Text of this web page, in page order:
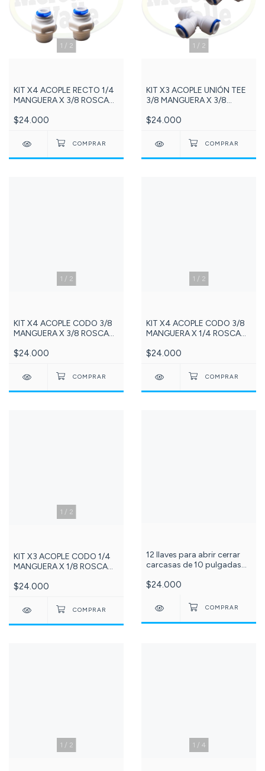
1 / 2
KIT X4 ACOPLE RECTO 1/4
MANGUERA X 3/8 ROSCA
175-DCC012B
$24.000
1 / 2
KIT X3 ACOPLE UNIÓN TEE
3/8 MANGUERA X 3/8
MANGUERA Referencia: 138-
$24.000
1 / 2
KIT X4 ACOPLE CODO 3/8
MANGUERA X 3/8 ROSCA
110-DCC002D
$24.000
1 / 2
KIT X4 ACOPLE CODO 3/8
MANGUERA X 1/4 ROSCA
169-DCC002C
$24.000
1 / 2
KIT X3 ACOPLE CODO 1/4
MANGUERA X 1/8 ROSCA
CHECK (CHEQUE)
$24.000
12 llaves para abrir cerrar
carcasas de 10 pulgadas
$24.000
1 / 2 1 / 4